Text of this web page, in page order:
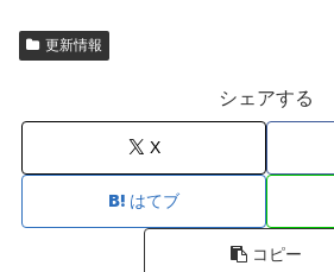
更新情報
シェアする
X
はてブ
コピー